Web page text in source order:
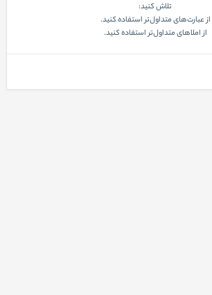
تلاش کنید:
از عبارت‌های متداول‌تر استفاده کنید.
از املاهای متداول‌تر استفاده کنید.